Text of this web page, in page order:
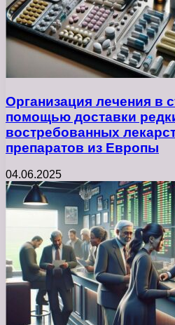
Организация лечения в
помощью доставки
востребованных
препаратов из Европы
04.06.2025